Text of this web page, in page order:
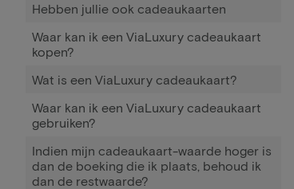
Hebben jullie ook cadeaukaarten
Waar kan ik een ViaLuxury cadeaukaart
kopen?
Wat is een ViaLuxury cadeaukaart?
Waar kan ik een ViaLuxury cadeaukaart
gebruiken?
Indien mijn cadeaukaart-waarde hoger is
dan de boeking die ik plaats, behoud ik
dan de restwaarde?